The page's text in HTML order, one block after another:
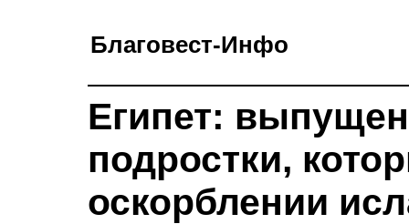
Благовест-Инфо
Египет:
подростки,
оскорблении